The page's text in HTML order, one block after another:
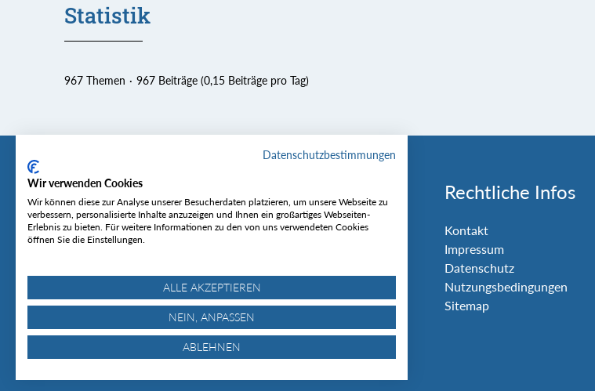
Statistik
967 Themen 967 Beiträge (0,15 Beiträge pro Tag)
Tourentipp
Über uns
Wetter & Lawinenlage
Rechtliche Infos
Kontakt
Impressum
Datenschutz
Nutzungsbedingungen
Sitemap
© Tourentipp.com 2025
Datenschutzbestimmungen
Wir verwenden Cookies
Wir können diese zur Analyse unserer Besucherdaten platzieren, um unsere Webseite zu
verbessern, personalisierte Inhalte anzuzeigen und Ihnen ein großartiges Webseiten-
Erlebnis zu bieten. Für weitere Informationen zu den von uns verwendeten Cookies
öffnen Sie die Einstellungen.
ALLE AKZEPTIEREN
NEIN, ANPASSEN
ABLEHNEN